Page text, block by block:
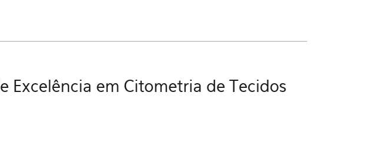
Excelência em Citometria de Tecidos